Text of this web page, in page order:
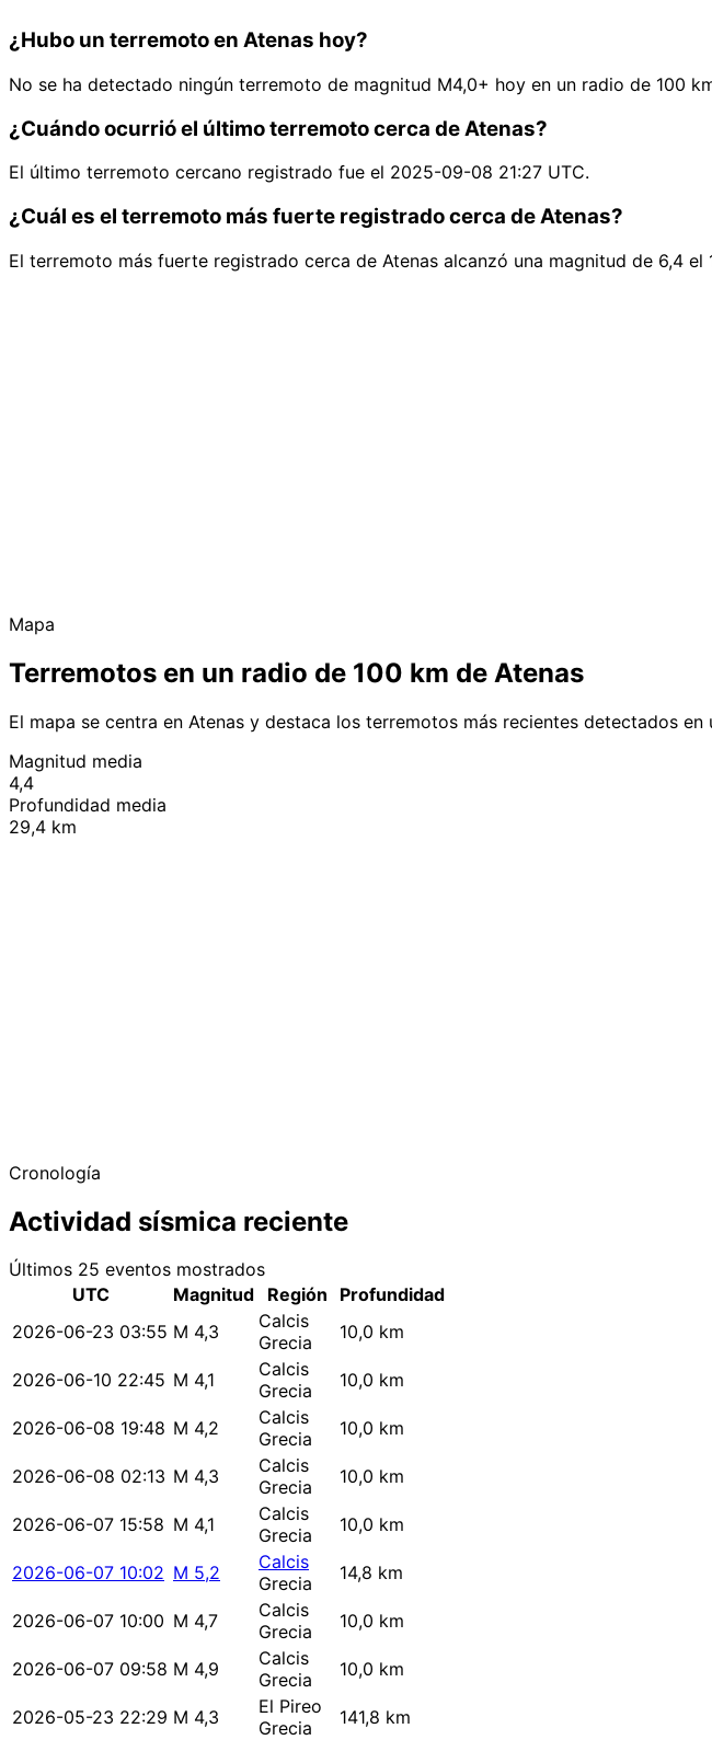
¿Hubo un terremoto en Atenas hoy?
No se ha detectado ningún terremoto de magnitud M4,0+ hoy en un radio de 100
¿Cuándo ocurrió el último terremoto cerca de Atenas?
El último terremoto cercano registrado fue el 2025-09-08 21:27 UTC.
¿Cuál es el terremoto más fuerte registrado cerca de Atenas?
El terremoto más fuerte registrado cerca de Atenas alcanzó una magnitud de 6,4 el
Mapa
Terremotos en un radio de 100 km de Atenas
El mapa se centra en Atenas y destaca los terremotos más recientes detectados en
Magnitud media
4,4
Profundidad media
29,4 km
Cronología
Actividad sísmica reciente
Últimos 25 eventos mostrados
UTC
Magnitud Región
Profundidad
2026-06-23 03:55 M 4,3
Calcis
Grecia
10,0 km
2026-06-10 22:45 M 4,1
Calcis
Grecia
10,0 km
2026-06-08 19:48 M 4,2
Calcis
Grecia
10,0 km
2026-06-08 02:13 M 4,3
Calcis
Grecia
10,0 km
2026-06-07 15:58 M 4,1
Calcis
Grecia
10,0 km
2026-06-07 10:02 M 5,2
Calcis
Grecia
14,8 km
2026-06-07 10:00 M 4,7
Calcis
Grecia
10,0 km
2026-06-07 09:58 M 4,9
Calcis
Grecia
10,0 km
2026-05-23 22:29 M 4,3
El Pireo
Grecia
141,8 km